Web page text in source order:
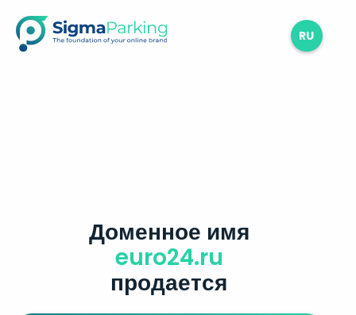
RU
Доменное имя
euro24.ru
продается